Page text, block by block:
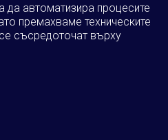
да автоматизира процесите
премахваме техническите
съсредоточат върху